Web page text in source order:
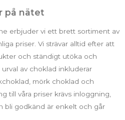
på nätet
erbjuder vi ett brett sortiment av
priser. Vi strävar alltid efter att
och ständigt utöka och
av choklad inkluderar
mörk choklad och
till våra priser krävs inloggning,
bli godkänd är enkelt och går